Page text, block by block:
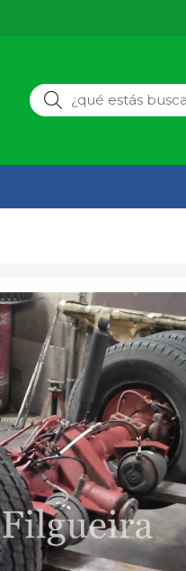
Buscar